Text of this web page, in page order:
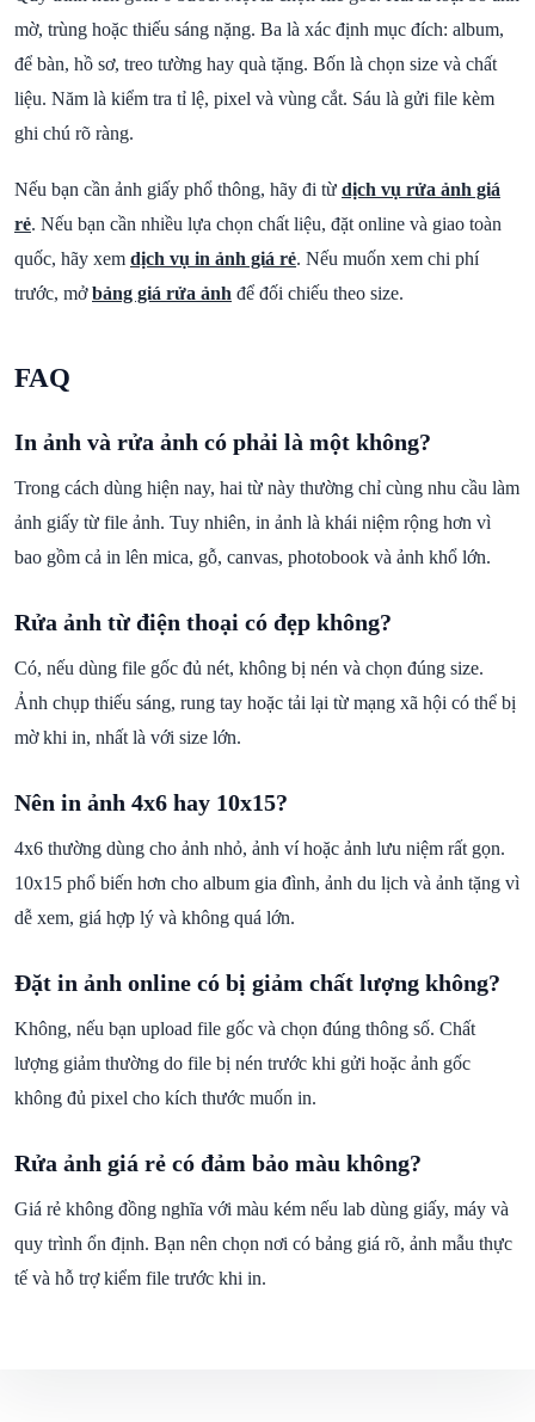
mờ, trùng hoặc thiếu sáng nặng. Ba là xác định mục đích: album,
để bàn, hồ sơ, treo tường hay quà tặng. Bốn là chọn size và chất
liệu. Năm là kiểm tra tỉ lệ, pixel và vùng cắt. Sáu là gửi file kèm
ghi chú rõ ràng.
Nếu bạn cần ảnh giấy phổ thông, hãy đi từ dịch vụ rửa ảnh giá
rẻ. Nếu bạn cần nhiều lựa chọn chất liệu, đặt online và giao toàn
quốc, hãy xem dịch vụ in ảnh giá rẻ. Nếu muốn xem chi phí
trước, mởbảng giá rửa ảnh để đối chiếu theo size.
FAQ
In ảnh và rửa ảnh có phải là một không?
Trong cách dùng hiện nay, hai từ này thường chỉ cùng nhu cầu làm
ảnh giấy từ file ảnh. Tuy nhiên, in ảnh là khái niệm rộng hơn vì
bao gồm cả in lên mica, gỗ, canvas, photobook và ảnh khổ lớn.
Rửa ảnh từ điện thoại có đẹp không?
Có, nếu dùng file gốc đủ nét, không bị nén và chọn đúng size.
Ảnh chụp thiếu sáng, rung tay hoặc tải lại từ mạng xã hội có thể bị
mờ khi in, nhất là với size lớn.
Nên in ảnh 4x6 hay 10x15?
4x6 thường dùng cho ảnh nhỏ, ảnh ví hoặc ảnh lưu niệm rất gọn.
10x15 phổ biến hơn cho album gia đình, ảnh du lịch và ảnh tặng vì
dễ xem, giá hợp lý và không quá lớn.
Đặt in ảnh online có bị giảm chất lượng không?
Không, nếu bạn upload file gốc và chọn đúng thông số. Chất
lượng giảm thường do file bị nén trước khi gửi hoặc ảnh gốc
không đủ pixel cho kích thước muốn in.
Rửa ảnh giá rẻ có đảm bảo màu không?
Giá rẻ không đồng nghĩa với màu kém nếu lab dùng giấy, máy và
quy trình ổn định. Bạn nên chọn nơi có bảng giá rõ, ảnh mẫu thực
tế và hỗ trợ kiểm file trước khi in.